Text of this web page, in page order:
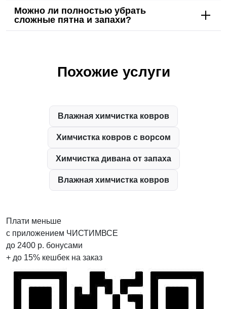
Можно ли полностью убрать
сложные пятна и запахи?
Похожие услуги
Влажная химчистка ковров
Химчистка ковров с ворсом
Химчистка дивана от запаха
Влажная химчистка ковров
Плати меньше
с приложением ЧИСТИМВСЕ
до 2400 р. бонусами
+ до 15% кешбек на заказ